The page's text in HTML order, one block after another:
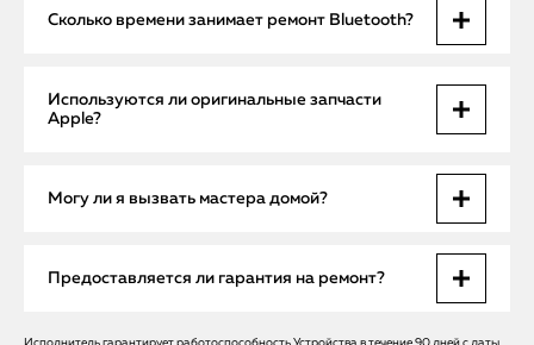
Чаще всего причина в неисправной антенне или сбое
контроллера Bluetooth. Иногда проблема связана с
Сколько времени занимает ремонт Bluetooth?
Простая настройка или чистка выполняется за 30–40
минут. При замене антенны или контроллера ремонт
занимает до 1 часа. Если требуется сервисный центр, срок
Используются ли оригинальные запчасти
Apple?
обеспечивает стабильную работу Bluetooth и исключает
Могу ли я вызвать мастера домой?
Да, бесплатный выезд мастера возможен в любой район
Санкт-Петербурга. Это удобно, если у вас нет времени
Предоставляется ли гарантия на ремонт?
Исполнитель гарантирует работоспособность Устройства в течение 90 дней с даты